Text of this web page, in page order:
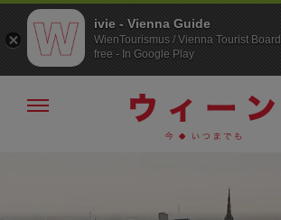
メ
ivie - Vienna Guide
WienTourismus / Vienna Tourist Board
free - In Google Play